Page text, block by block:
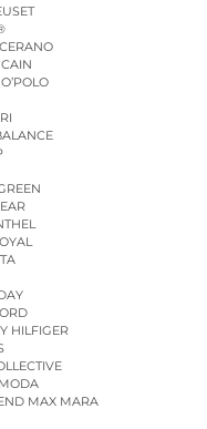
HILFIGER
MAX MARA